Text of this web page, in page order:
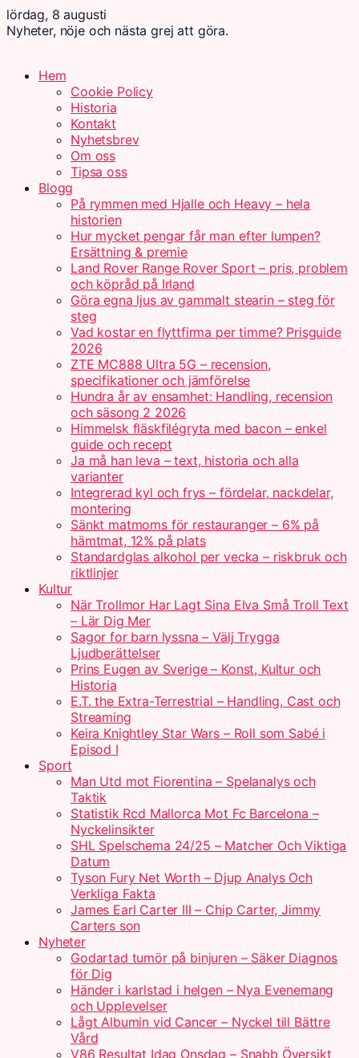
lördag, 8 augusti
Nyheter, nöje och nästa grej att göra.
Hem
Cookie Policy
Historia
Kontakt
Nyhetsbrev
Om oss
Tipsa oss
Blogg
På rymmen med Hjalle och Heavy – hela
historien
Hur mycket pengar får man efter lumpen?
Ersättning & premie
Land Rover Range Rover Sport – pris, problem
och köpråd på Irland
Göra egna ljus av gammalt stearin – steg för
steg
Vad kostar en flyttfirma per timme? Prisguide
2026
ZTE MC888 Ultra 5G – recension,
specifikationer och jämförelse
Hundra år av ensamhet: Handling, recension
och säsong 2 2026
Himmelsk fläskfilégryta med bacon – enkel
guide och recept
Ja må han leva – text, historia och alla
varianter
Integrerad kyl och frys – fördelar, nackdelar,
montering
Sänkt matmoms för restauranger – 6% på
hämtmat, 12% på plats
Standardglas alkohol per vecka – riskbruk och
riktlinjer
Kultur
När Trollmor Har Lagt Sina Elva Små Troll Text
– Lär Dig Mer
Sagor for barn lyssna – Välj Trygga
Ljudberättelser
Prins Eugen av Sverige – Konst, Kultur och
Historia
E.T. the Extra-Terrestrial – Handling, Cast och
Streaming
Keira Knightley Star Wars – Roll som Sabé i
Episod I
Sport
Man Utd mot Fiorentina – Spelanalys och
Taktik
Statistik Rcd Mallorca Mot Fc Barcelona –
Nyckelinsikter
SHL Spelschema 24/25 – Matcher Och Viktiga
Datum
Tyson Fury Net Worth – Djup Analys Och
Verkliga Fakta
James Earl Carter III – Chip Carter, Jimmy
Carters son
Nyheter
Godartad tumör på binjuren – Säker Diagnos
för Dig
Händer i karlstad i helgen – Nya Evenemang
och Upplevelser
Lågt Albumin vid Cancer – Nyckel till Bättre
Vård
V86 Resultat Idag Onsdag – Snabb Översikt